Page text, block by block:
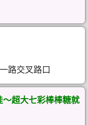
路交叉路口
～超大七彩棒棒糖就